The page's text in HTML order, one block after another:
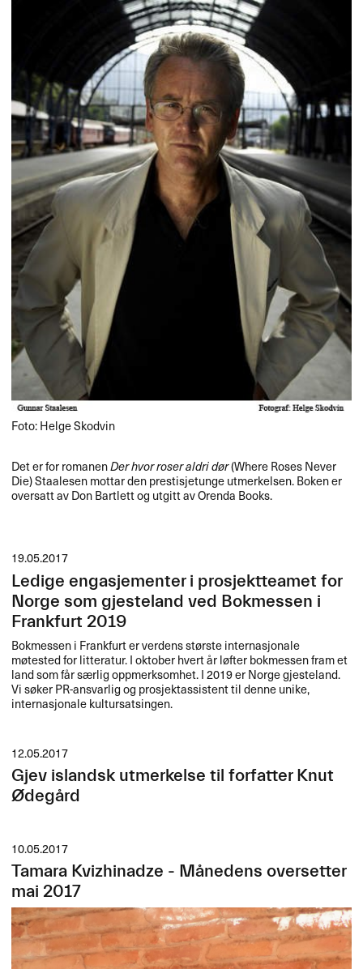
Foto: Helge Skodvin
Det er for romanenDer hvor roser aldri dør(Where Roses Never
Die) Staalesen mottar den prestisjetunge utmerkelsen. Boken er
oversatt av Don Bartlett og utgitt av Orenda Books.
19.05.2017
Ledige engasjementer i prosjektteamet for
Norge som gjesteland ved Bokmessen i
Frankfurt 2019
Bokmessen i Frankfurt er verdens største internasjonale
møtested for litteratur. I oktober hvert år løfter bokmessen fram et
land som får særlig oppmerksomhet. I 2019 er Norge gjesteland.
Vi søker PR-ansvarlig og prosjektassistent til denne unike,
internasjonale kultursatsingen.
12.05.2017
Gjev islandsk utmerkelse til forfatter Knut
Ødegård
10.05.2017
Tamara Kvizhinadze - Månedens oversetter
mai 2017